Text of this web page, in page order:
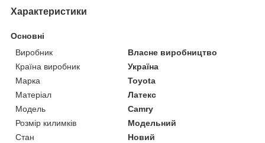
Характеристики
Основні
Виробник
Власне виробництво
Країна виробник
Україна
Марка
Toyota
Матеріал
Латекс
Модель
Camry
Розмір килимків
Модельний
Стан
Новий